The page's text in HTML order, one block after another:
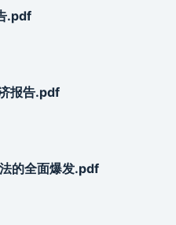
.pdf
报告.pdf
的全面爆发.pdf